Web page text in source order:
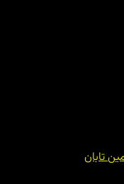
تابان